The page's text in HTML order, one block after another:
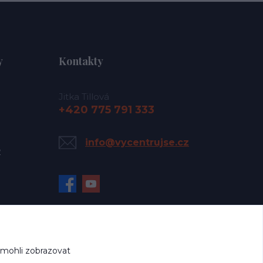
Kontakty
Jitka Tillová
+420 775 791 333
info@vycentrujse.cz
zobrazovat